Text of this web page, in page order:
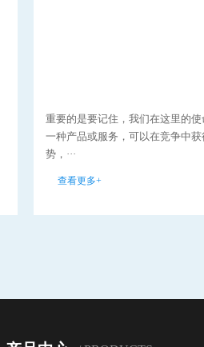
重要的是要记住，我们在这里的
一种产品或服务，可以在竞争中
势，···
查看更多+